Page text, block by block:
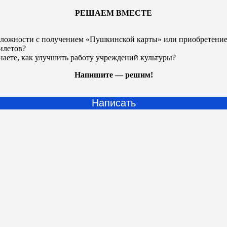
РЕШАЕМ ВМЕСТЕ
с получением «Пушкинской карты» или
как улучшить работу учреждений культуры?
Напишите — решим!
Написать